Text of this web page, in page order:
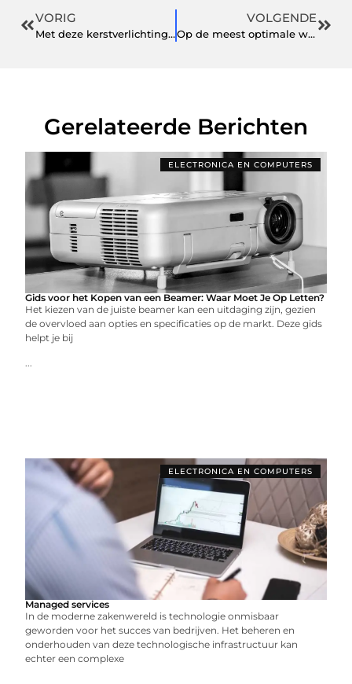
VORIG
Met deze kerstverlichting creëer je de perfecte kerstsfeer buiten
VOLGENDE
Op de meest optimale wijze je brommer verzekeren? Zo ga je te werk!
Gerelateerde Berichten
ELECTRONICA EN COMPUTERS
Gids voor het Kopen van een Beamer: Waar Moet Je Op Letten?
Het kiezen van de juiste beamer kan een uitdaging zijn, gezien
de overvloed aan opties en specificaties op de markt. Deze gids
helpt je bij
...
ELECTRONICA EN COMPUTERS
Managed services
In de moderne zakenwereld is technologie onmisbaar
geworden voor het succes van bedrijven. Het beheren en
onderhouden van deze technologische infrastructuur kan
echter een complexe